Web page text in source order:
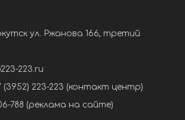
ул. Ржанова 166, третий
223.ru
(3952) 223-223 (контакт центр)
788 (реклама на сайте)